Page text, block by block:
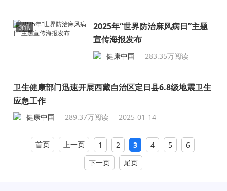
资讯
2025年“世界防治麻风病日”主题
宣传海报发布
健康中国
283.35万阅读
卫生健康部门迅速开展西藏自治区定日县6.8级地震卫生
应急工作
健康中国 289.37万阅读 2025-01-14
首页 上一页 1 2 3 4 5
6
下一页
尾页